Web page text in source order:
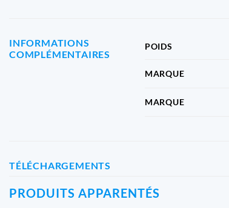
INFORMATIONS
COMPLÉMENTAIRES
POIDS
MARQUE
MARQUE
TÉLÉCHARGEMENTS
PRODUITS APPARENTÉS